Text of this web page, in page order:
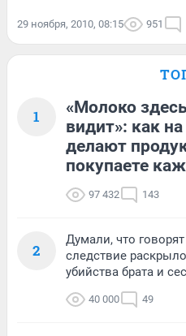
29 ноября, 2010, 08:15 951
1
«Молоко
видит»: как
делают
покупаете
97 432 143
2
Думали, что
следствие
убийства брата и
40 000 49